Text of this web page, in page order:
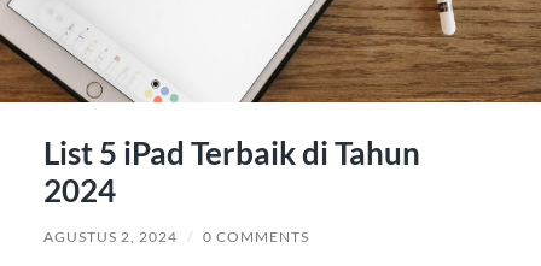
List 5 iPad Terbaik di Tahun
2024
AGUSTUS 2, 2024 / 0 COMMENTS